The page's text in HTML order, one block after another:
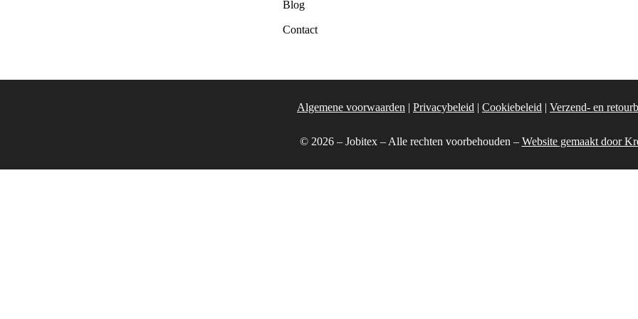
Blog
Contact
© 2026 – Jobitex – Alle rechten voorbehouden – Website gemaakt door
Algemene voorwaarden | Privacybeleid | Cookiebeleid | Verzend- en